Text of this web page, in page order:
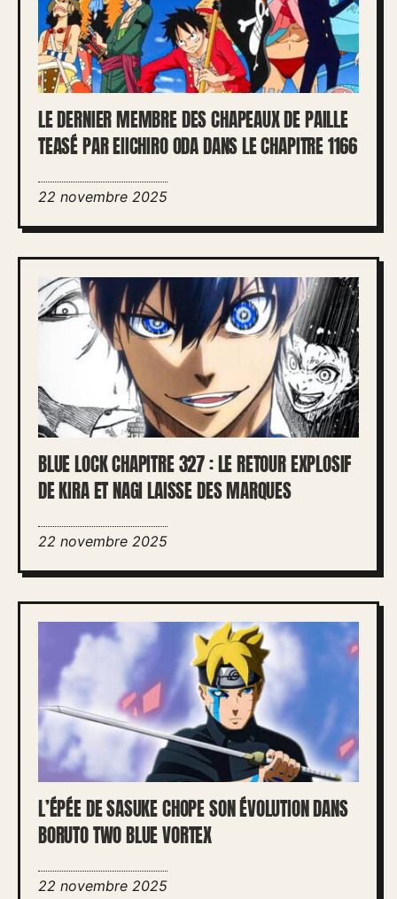
LE DERNIER MEMBRE DES CHAPEAUX DE PAILLE
TEASÉ PAR EIICHIRO ODA DANS LE CHAPITRE 1166
22 novembre 2025
BLUE LOCK CHAPITRE 327 : LE RETOUR EXPLOSIF
DE KIRA ET NAGI LAISSE DES MARQUES
22 novembre 2025
L’ÉPÉE DE SASUKE CHOPE SON ÉVOLUTION DANS
BORUTO TWO BLUE VORTEX
22 novembre 2025